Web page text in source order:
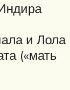
и Лола
(«мать